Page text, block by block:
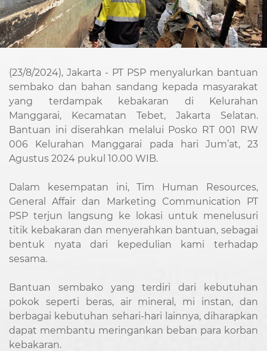
(23/8/2024), Jakarta - PT PSP menyalurkan bantuan
sembako dan bahan sandang kepada masyarakat
yang terdampak kebakaran di Kelurahan
Manggarai, Kecamatan Tebet, Jakarta Selatan.
Bantuan ini diserahkan melalui Posko RT 001 RW
006 Kelurahan Manggarai pada hari Jum’at, 23
Agustus 2024 pukul 10.00 WIB.
Dalam kesempatan ini, Tim Human Resources,
General Affair dan Marketing Communication PT
PSP terjun langsung ke lokasi untuk menelusuri
titik kebakaran dan menyerahkan bantuan, sebagai
bentuk nyata dari kepedulian kami terhadap
sesama.
Bantuan sembako yang terdiri dari kebutuhan
pokok seperti beras, air mineral, mi instan, dan
berbagai kebutuhan sehari-hari lainnya, diharapkan
dapat membantu meringankan beban para korban
kebakaran.